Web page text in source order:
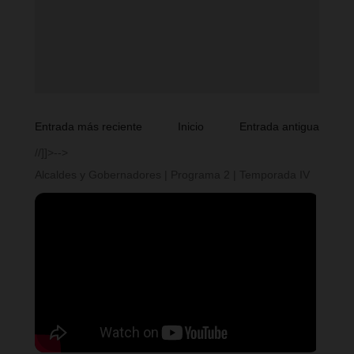
Entrada más reciente Entrada antigua
Inicio